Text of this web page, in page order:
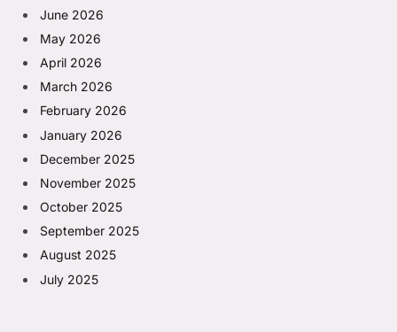
June 2026
May 2026
April 2026
March 2026
February 2026
January 2026
December 2025
November 2025
October 2025
September 2025
August 2025
July 2025